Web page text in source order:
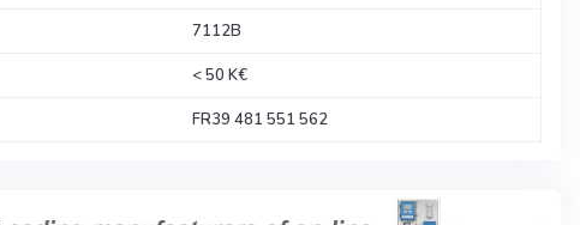
7112B
< 50 K€
FR39 481 551 562